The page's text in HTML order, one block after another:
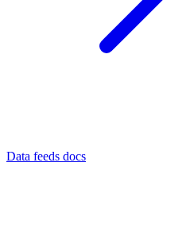
Data feeds docs